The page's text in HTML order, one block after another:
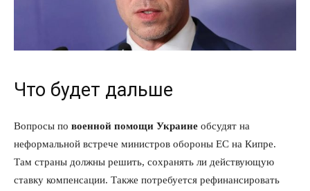
Что будет дальше
Вопросы по военной помощи Украине обсудят на
неформальной встрече министров обороны ЕС на Кипре.
Там страны должны решить, сохранять ли действующую
ставку компенсации. Также потребуется рефинансировать